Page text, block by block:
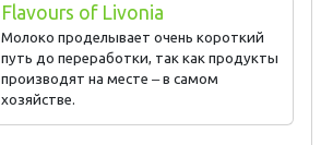
Flavours of Livonia
Молоко проделывает очень короткий
путь до переработки, так как продукты
производят на месте ‒ в самом
хозяйстве.